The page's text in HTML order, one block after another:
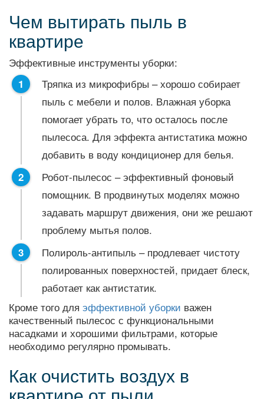
Чем вытирать пыль в
квартире
Эффективные инструменты уборки:
Тряпка из микрофибры – хорошо собирает
пыль с мебели и полов. Влажная уборка
помогает убрать то, что осталось после
пылесоса. Для эффекта антистатика можно
добавить в воду кондиционер для белья.
Робот-пылесос – эффективный фоновый
помощник. В продвинутых моделях можно
задавать маршрут движения, они же решают
проблему мытья полов.
Полироль-антипыль – продлевает чистоту
полированных поверхностей, придает блеск,
работает как антистатик.
Кроме того для эффективной уборки важен
качественный пылесос с функциональными
насадками и хорошими фильтрами, которые
необходимо регулярно промывать.
Как очистить воздух в